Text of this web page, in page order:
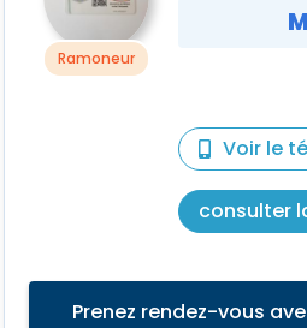
Ramoneur
Voir le
consulter
Prenez rendez-vous